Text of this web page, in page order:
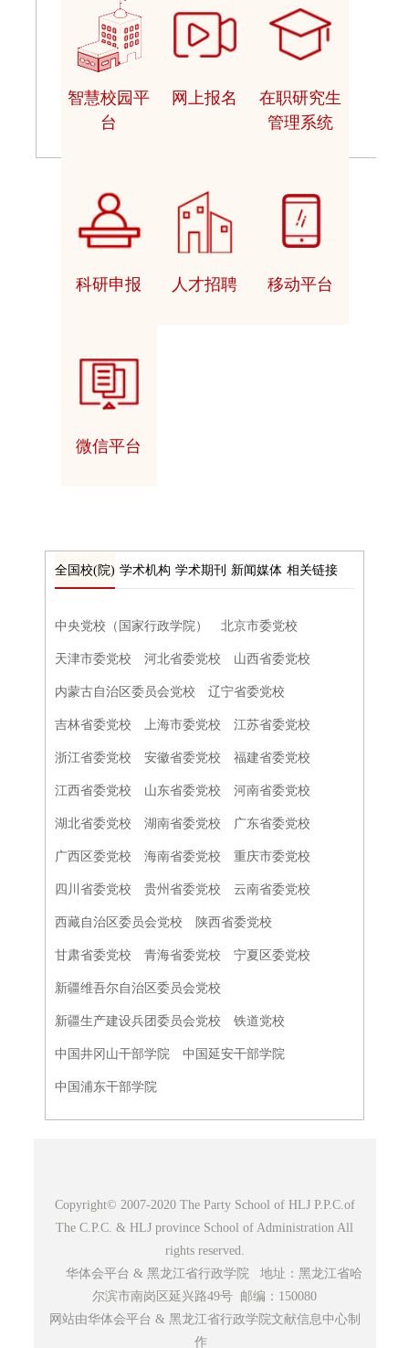
智慧校园平
台
网上报名
在职研究生
管理系统
科研申报 人才招聘 移动平台
微信平台
全国校(院) 学术机构 学术期刊 新闻媒体 相关链接
中央党校（国家行政学院） 北京市委党校
天津市委党校 河北省委党校 山西省委党校
内蒙古自治区委员会党校 辽宁省委党校
吉林省委党校 上海市委党校 江苏省委党校
浙江省委党校 安徽省委党校 福建省委党校
江西省委党校 山东省委党校 河南省委党校
湖北省委党校 湖南省委党校 广东省委党校
广西区委党校 海南省委党校 重庆市委党校
四川省委党校 贵州省委党校 云南省委党校
西藏自治区委员会党校 陕西省委党校
甘肃省委党校 青海省委党校 宁夏区委党校
新疆维吾尔自治区委员会党校
新疆生产建设兵团委员会党校 铁道党校
中国井冈山干部学院 中国延安干部学院
中国浦东干部学院
Copyright© 2007-2020 The Party School of HLJ P.P.C.of
The C.P.C. & HLJ province School of Administration All
rights reserved.
华体会平台 & 黑龙江省行政学院 地址：黑龙江省哈
尔滨市南岗区延兴路49号 邮编：150080
网站由华体会平台 & 黑龙江省行政学院文献信息中心制
作